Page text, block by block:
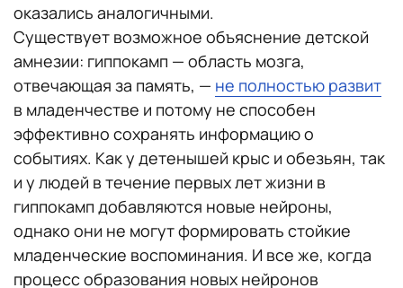
оказались аналогичными.
Существует возможное объяснение детской
амнезии: гиппокамп — область мозга,
отвечающая за память, — не полностью развит
в младенчестве и потому не способен
эффективно сохранять информацию о
событиях. Как у детенышей крыс и обезьян, так
и у людей в течение первых лет жизни в
гиппокамп добавляются новые нейроны,
однако они не могут формировать стойкие
младенческие воспоминания. И все же, когда
процесс образования новых нейронов